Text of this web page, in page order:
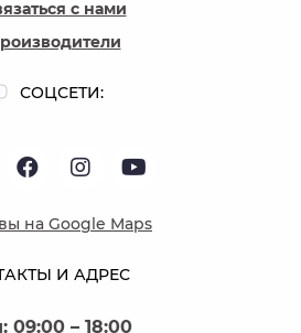
И АДРЕС
09:00 – 18:00
с нами
СОЦСЕТИ:
на Google Maps